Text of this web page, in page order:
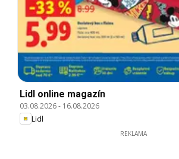
Lidl online magazín
03.08.2026- 16.08.2026
Lidl
REKLAMA